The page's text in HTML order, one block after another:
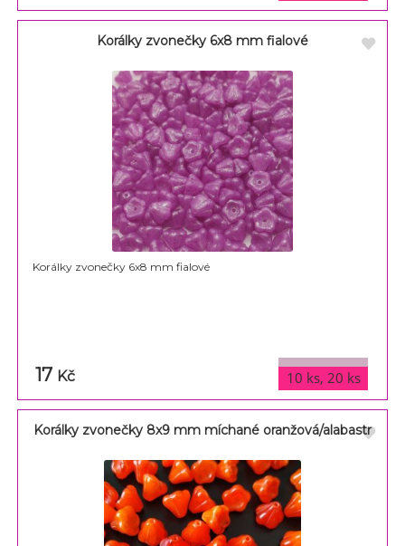
Korálky zvonečky 6x8 mm fialové
Korálky zvonečky 6x8 mm fialové
varianty
10 ks, 20 ks
17 Kč
Korálky zvonečky 8x9 mm míchané oranžová/alabastr